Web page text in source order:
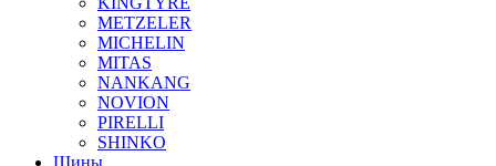
METZELER
MICHELIN
MITAS
NANKANG
NOVION
PIRELLI
SHINKO